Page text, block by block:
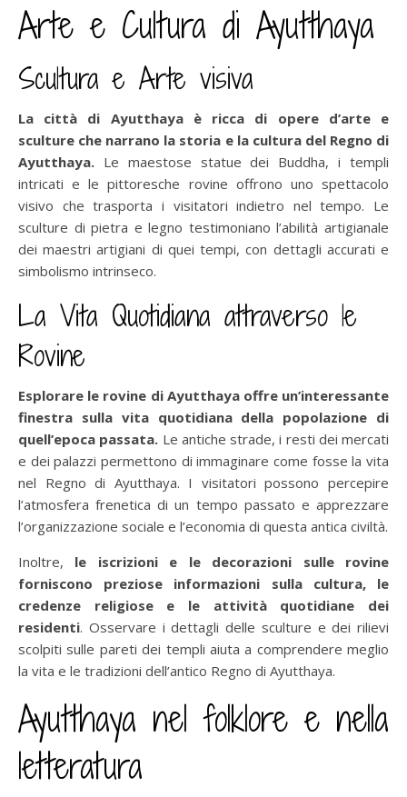
Arte e Cultura di Ayutthaya
Scultura e Arte visiva
La città di Ayutthaya è ricca di opere d’arte e
sculture che narrano la storia e la cultura del Regno di
Ayutthaya. Le maestose statue dei Buddha, i templi
intricati e le pittoresche rovine offrono uno spettacolo
visivo che trasporta i visitatori indietro nel tempo. Le
sculture di pietra e legno testimoniano l’abilità artigianale
dei maestri artigiani di quei tempi, con dettagli accurati e
simbolismo intrinseco.
La Vita Quotidiana attraverso le
Rovine
Esplorare le rovine di Ayutthaya offre un’interessante
finestra sulla vita quotidiana della popolazione di
quell’epoca passata. Le antiche strade, i resti dei mercati
e dei palazzi permettono di immaginare come fosse la vita
nel Regno di Ayutthaya. I visitatori possono percepire
l’atmosfera frenetica di un tempo passato e apprezzare
l’organizzazione sociale e l’economia di questa antica civiltà.
Inoltre, le iscrizioni e le decorazioni sulle rovine
forniscono preziose informazioni sulla cultura, le
credenze religiose e le attività quotidiane dei
residenti. Osservare i dettagli delle sculture e dei rilievi
scolpiti sulle pareti dei templi aiuta a comprendere meglio
la vita e le tradizioni dell’antico Regno di Ayutthaya.
Ayutthaya nel folklore e nella
letteratura